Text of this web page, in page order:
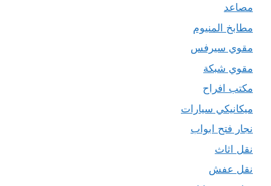
مصاعد
مطابخ المنيوم
مقوي سيرفس
مقوي شبكة
مكتب افراح
ميكانيكي سيارات
نجار فتح ابواب
نقل اثاث
نقل عفش